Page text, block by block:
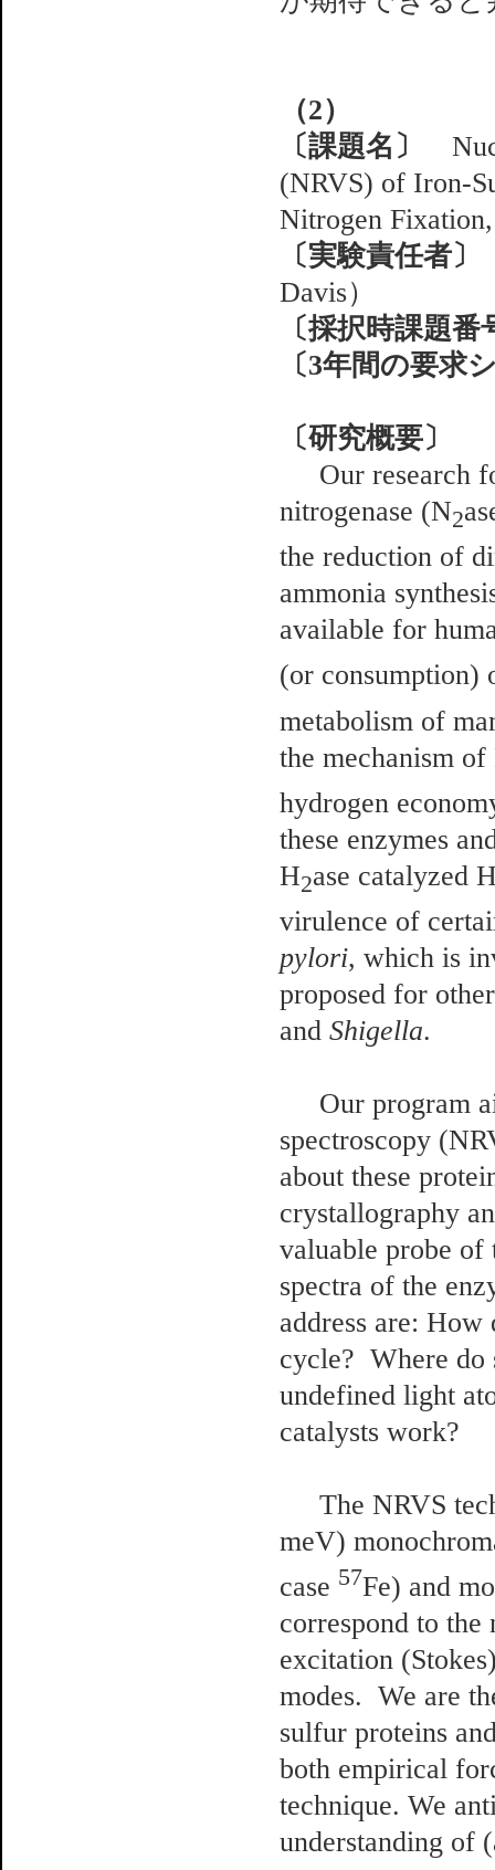
（2）
〔課題名〕
(NRVS) of Iron-
Nitrogen
〔実験責任者〕
Davis）
〔採択時課題番
〔3年間の要求
〔研究概要〕
Our research
nitrogenase (N2
the reduction of
ammonia
available for
(or
metabolism of
the mechanism of
hydrogen
these enzymes
H2ase catalyzed
virulence of
pylori, which is
proposed for
and Shigella.
Our program
spectroscopy
about these
crystallography
valuable probe of
spectra of the
address are:
cycle? Where do
undefined light
catalysts work?
The NRVS
meV)
case 57Fe) and
correspond to
excitation
modes. We are
sulfur proteins
both empirical
technique. We
understanding of